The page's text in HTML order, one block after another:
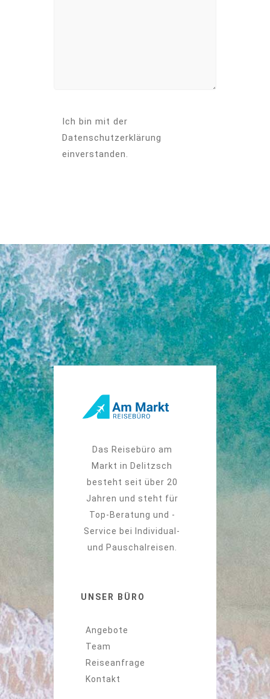
Ich bin mit der
Datenschutzerklärung
einverstanden.
Das Reisebüro am
Markt in Delitzsch
besteht seit über 20
Jahren und steht für
Top-Beratung und -
Service bei Individual-
und Pauschalreisen.
UNSER BÜRO
Angebote
Team
Reiseanfrage
Kontakt